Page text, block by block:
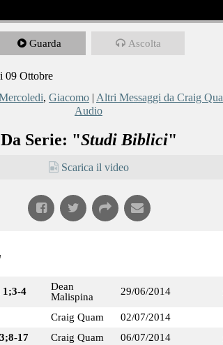
Guarda Ascolta
09 Ottobre
, Giacomo | Altri Messaggi da Craig
Audio
Da Serie: "Studi Biblici"
Scarica il video
1;3-4
Dean
Malispina
29/06/2014
Craig Quam 02/07/2014
17
Craig Quam 06/07/2014